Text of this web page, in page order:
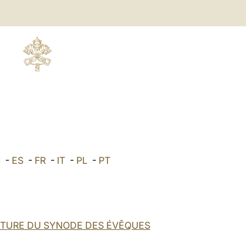
- ES - FR - IT - PL - PT
DU SYNODE DES ÉVÊQUES